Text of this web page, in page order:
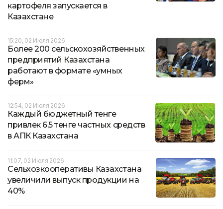
картофеля запускается в
Казахстане
15:20, 02 Июля 2026
Более 200 сельскохозяйственных
предприятий Казахстана
работают в формате «умных
ферм»
12:54, 02 Июля 2026
Каждый бюджетный тенге
привлек 6,5 тенге частных средств
в АПК Казахстана
11:07, 02 Июля 2026
Сельхозкооперативы Казахстана
увеличили выпуск продукции на
40%